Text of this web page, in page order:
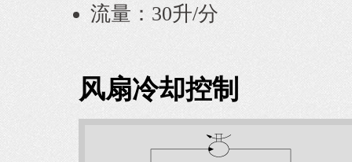
流量：30升/分
风扇冷却控制